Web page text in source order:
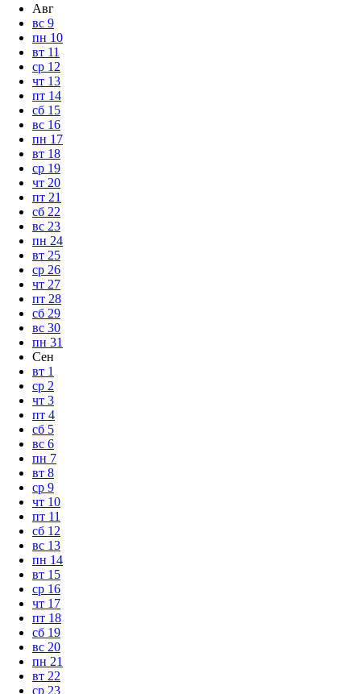
Авг
вс 9
пн 10
вт 11
ср 12
чт 13
пт 14
сб 15
вс 16
пн 17
вт 18
ср 19
чт 20
пт 21
сб 22
вс 23
пн 24
вт 25
ср 26
чт 27
пт 28
сб 29
вс 30
пн 31
Сен
вт 1
ср 2
чт 3
пт 4
сб 5
вс 6
пн 7
вт 8
ср 9
чт 10
пт 11
сб 12
вс 13
пн 14
вт 15
ср 16
чт 17
пт 18
сб 19
вс 20
пн 21
вт 22
ср 23